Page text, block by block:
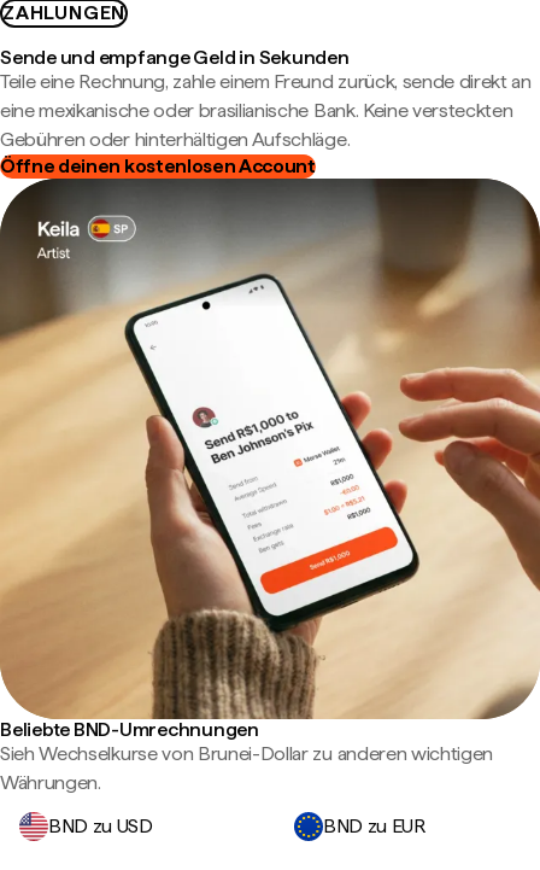
ZAHLUNGEN
Sende und empfange Geld in Sekunden
Teile eine Rechnung, zahle einem Freund zurück, sende direkt an
eine mexikanische oder brasilianische Bank. Keine versteckten
Gebühren oder hinterhältigen Aufschläge.
Öffne deinen kostenlosen Account
Beliebte BND-Umrechnungen
Sieh Wechselkurse von Brunei-Dollar zu anderen wichtigen
Währungen.
BND zu USD
BND zu EUR